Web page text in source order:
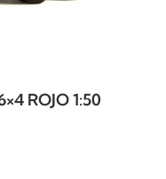
ROJO 1:50